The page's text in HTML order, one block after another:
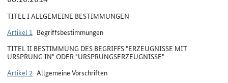
TITEL I ALLGEMEINE BESTIMMUNGEN
Artikel 1 Begriffsbestimmungen
TITEL II BESTIMMUNG DES BEGRIFFS "ERZEUGNISSE MIT
URSPRUNG IN" ODER "URSPRUNGSERZEUGNISSE"
Artikel 2 Allgemeine Vorschriften